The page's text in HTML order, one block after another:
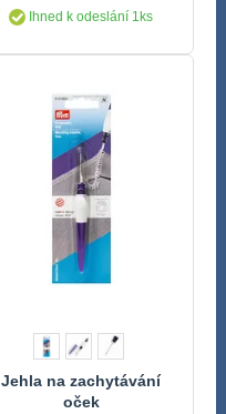
Ihned k odeslání 1ks
Jehla na zachytávání
oček